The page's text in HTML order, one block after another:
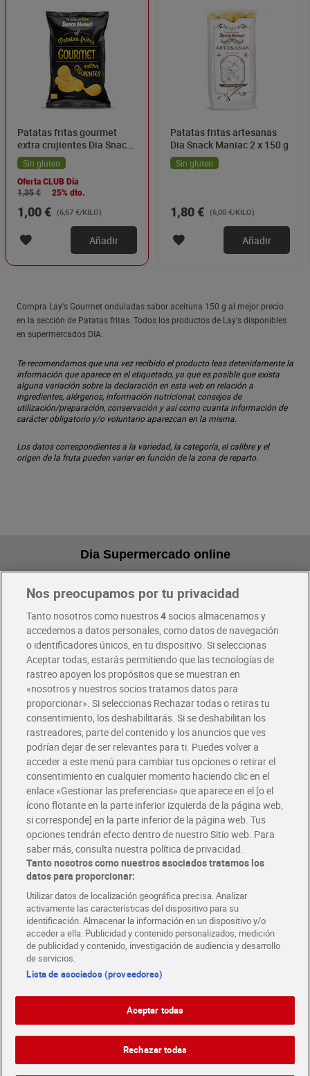
Patatas fritas gourmet
extra crujientes Dia Snack
Maniac 150 g
Sin gluten
Oferta CLUB Dia
1,35 €
25% dto.
1,00 € (6,67 €/KILO)
Añadir
Patatas fritas artesanas
Dia Snack Maniac 2 x 150 g
Sin gluten
1,80 € (6,00 €/KILO)
Añadir
Compra Lay's Gourmet onduladas sabor aceituna 150 g al mejor precio
en la sección de Patatas fritas. Todos los productos de Lay's disponibles
en supermercados DIA.
Te recomendamos que una vez recibido el producto leas detenidamente la
información que aparece en el etiquetado, ya que es posible que exista
alguna variación sobre la declaración en esta web en relación a
ingredientes, alérgenos, información nutricional, consejos de
utilización/preparación, conservación y así como cuanta información de
carácter obligatorio y/o voluntario aparezcan en la misma.
Los datos correspondientes a la variedad, la categoría, el calibre y el
origen de la fruta pueden variar en función de la zona de reparto.
Dia Supermercado online
Pide hoy, recibe hoy
Envío gratis por compras superiores a 100€
Envío estandar por 4,99€
Glovo y Uber Eats
Solicita tu factura de Glovo o Uber Eats
Únete al CLUB Dia
Disfruta las ventajas y ofertas exclusivas.
Descárgate la APP Dia
Folletos y Tiendas
Descubre las mejores ofertas y busca tu tienda más cercana
Tarjeta MaX Dia
Te devuelve hasta 8€/mes de tus compras.
¡Solicita tu tarjeta de crédito aquí!
COMER MEJOR CADA DIA
COLABORA CON DIA ABRE TU TIENDA DIA CORPORATE
EnglishPolítica de privacidad Política de cookies
Nos preocupamos por tu privacidad
Tanto nosotros como nuestros4socios almacenamos y
accedemos a datos personales, como datos de navegación
o identificadores únicos, en tu dispositivo. Si seleccionas
Aceptar todas, estarás permitiendo que las tecnologías de
rastreo apoyen los propósitos que se muestran en
«nosotros y nuestros socios tratamos datos para
proporcionar». Si seleccionas Rechazar todas o retiras tu
consentimiento, los deshabilitarás. Si se deshabilitan los
rastreadores, parte del contenido y los anuncios que ves
podrían dejar de ser relevantes para ti. Puedes volver a
acceder a este menú para cambiar tus opciones o retirar el
consentimiento en cualquier momento haciendo clic en el
enlace «Gestionar las preferencias» que aparece en el [o el
ícono flotante en la parte inferior izquierda de la página web,
si corresponde] en la parte inferior de la página web. Tus
opciones tendrán efecto dentro de nuestro Sitio web. Para
saber más, consulta nuestra política de privacidad.
Tanto nosotros como nuestros asociados tratamos los
datos para proporcionar:
Utilizar datos de localización geográfica precisa. Analizar
activamente las características del dispositivo para su
identificación. Almacenar la información en un dispositivo y/o
acceder a ella. Publicidad y contenido personalizados, medición
de publicidad y contenido, investigación de audiencia y desarrollo
de servicios.
Lista de asociados (proveedores)
Aceptar todas
Rechazar todas